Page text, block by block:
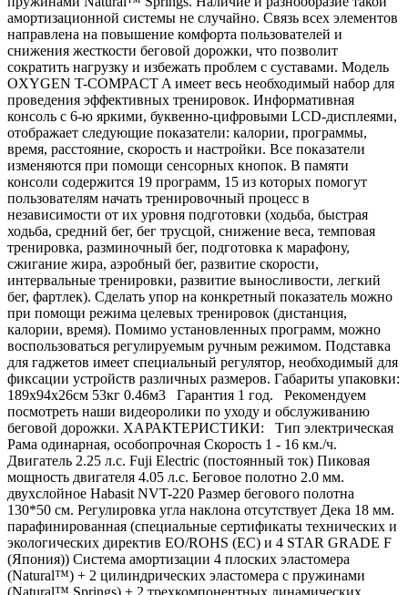
амортизационной системы не случайно. Связь всех элементов
направлена на повышение комфорта пользователей и
снижения жесткости беговой дорожки, что позволит
сократить нагрузку и избежать проблем с суставами. Модель
OXYGEN T-COMPACT A имеет весь необходимый набор для
проведения эффективных тренировок. Информативная
консоль с 6-ю яркими, буквенно-цифровыми LCD-дисплеями,
отображает следующие показатели: калории, программы,
время, расстояние, скорость и настройки. Все показатели
изменяются при помощи сенсорных кнопок. В памяти
консоли содержится 19 программ, 15 из которых помогут
пользователям начать тренировочный процесс в
независимости от их уровня подготовки (ходьба, быстрая
ходьба, средний бег, бег трусцой, снижение веса, темповая
тренировка, разминочный бег, подготовка к марафону,
сжигание жира, аэробный бег, развитие скорости,
интервальные тренировки, развитие выносливости, легкий
бег, фартлек). Сделать упор на конкретный показатель можно
при помощи режима целевых тренировок (дистанция,
калории, время). Помимо установленных программ, можно
воспользоваться регулируемым ручным режимом. Подставка
для гаджетов имеет специальный регулятор, необходимый для
фиксации устройств различных размеров. Габариты упаковки:
189х94х26см 53кг 0.46м3 Гарантия 1 год. Рекомендуем
посмотреть наши видеоролики по уходу и обслуживанию
беговой дорожки. ХАРАКТЕРИСТИКИ: Тип электрическая
Рама одинарная, особопрочная Скорость 1 - 16 км./ч.
Двигатель 2.25 л.с. Fuji Electric (постоянный ток) Пиковая
мощность двигателя 4.05 л.с. Беговое полотно 2.0 мм.
двухслойное Habasit NVT-220 Размер бегового полотна
130*50 см. Регулировка угла наклона отсутствует Дека 18 мм.
парафинированная (специальные сертификаты технических и
экологических директив EO/ROHS (ЕС) и 4 STAR GRADE F
(Япония)) Система амортизации 4 плоских эластомера
(Natural™) + 2 цилиндрических эластомера с пружинами